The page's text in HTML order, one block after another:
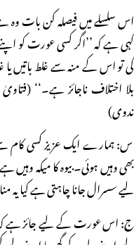
اس سلسلے میں فیصلہ کن بات وہ
کہی ہے کہ ’’اگر کسی عورت کو
گی تو اس کے منہ سے غلط باتیں یا
ندوی)
س: ہمارے ایک عزیز کسی کام سے
بھی وہیں ہوئی۔ بیوہ کا میکہ
لیے سسرال جانا چاہتی ہے کیا
ج: اس عورت کے لیے جائز ہے کہ